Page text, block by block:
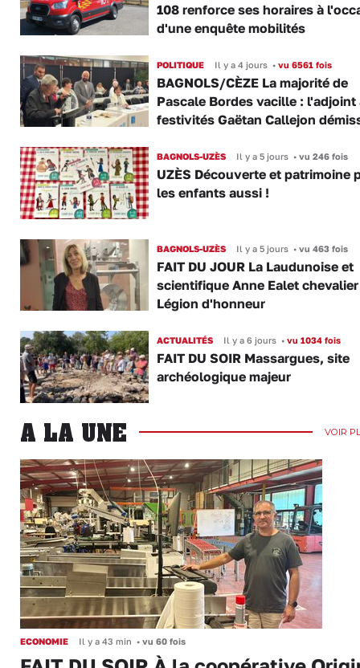
108 renforce ses horaires à
d'une enquête mobilités
POLITIQUE Il y a 4 jours •vu 6561 fois
BAGNOLS/CÈZE La majorité de
Pascale Bordes vacille : l'adjoint
festivités Gaëtan Callejon
BAGNOLS-UZÈS Il y a 5 jours •vu 246 fois
UZÈS Découverte et patrimoine
les enfants aussi !
BAGNOLS-UZÈS Il y a 5 jours •vu 463 fois
FAIT DU JOUR La Laudunoise et
scientifique Anne Ealet
Légion d'honneur
ACTUALITÉS Il y a 6 jours •vu 1034 fois
FAIT DU SOIR Massargues, site
archéologique majeur
A LA UNE VOIR
ECONOMIE Il y a 43 min • vu 60 fois